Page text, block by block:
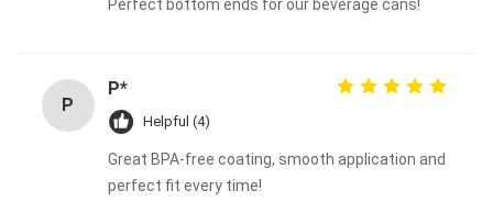
Perfect bottom ends for our beverage cans!
P
P*
Helpful (4)
Great BPA-free coating, smooth application and
perfect fit every time!